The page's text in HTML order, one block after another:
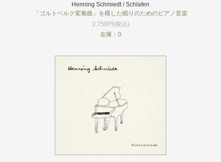
Henning Schmiedt / Schlafen
「ゴルトベルク変奏曲」を模した眠りのためのピアノ音楽
2,750円(税込)
在庫：0